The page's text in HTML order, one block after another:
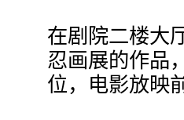
在剧院二楼大
忍画展的作品
位，电影放映